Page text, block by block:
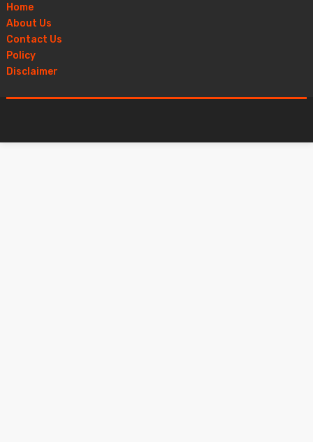
Home
About Us
Contact Us
Policy
Disclaimer